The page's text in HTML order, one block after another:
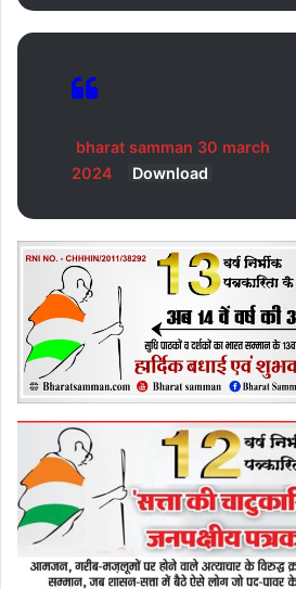
bharat samman 30 march
2024
Download